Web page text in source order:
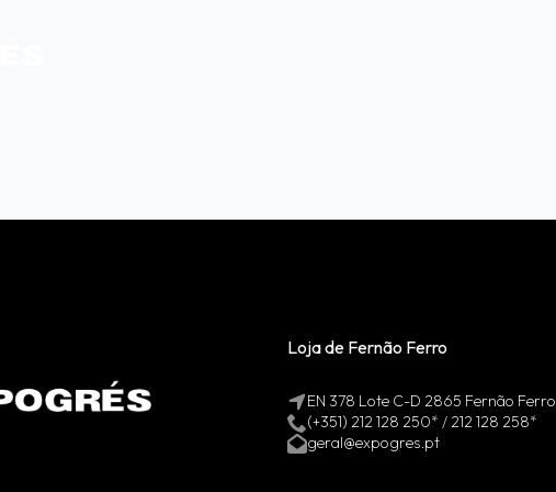
Loja de Fernão Ferro
EN 378 Lote C-D 2865 Fernão Ferro
(+351) 212 128 250* / 212 128 258*
geral@expogres.pt